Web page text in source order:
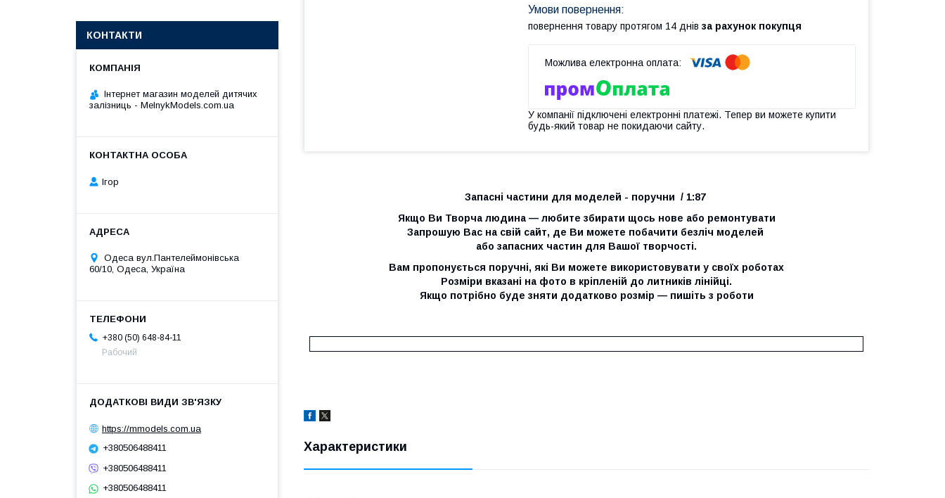
повернення товару протягом 14 днів за рахунок покупця
У компанії підключені електронні платежі. Тепер ви можете купити
будь-який товар не покидаючи сайту.
Запасні частини для моделей - поручни / 1:87
Якщо Ви Творча людина — любите збирати щось нове або ремонтувати
Запрошую Вас на свій сайт, де Ви можете побачити безліч моделей
або запасних частин для Вашої творчості.
Вам пропонується поручні, які Ви можете використовувати у своїх роботах
Розміри вказані на фото в кріпленій до литників лінійці.
Якщо потрібно буде зняти додатково розмір — пишіть з роботи
Характеристики
КОНТАКТИ
Інтернет магазин моделей дитячих
залізниць - MelnykModels.com.ua
Ігор
Одеса вул.Пантелеймонівська
60/10, Одеса, Україна
+380 (50) 648-84-11
Рабочий
https://mmodels.com.ua
+380506488411
+380506488411
+380506488411